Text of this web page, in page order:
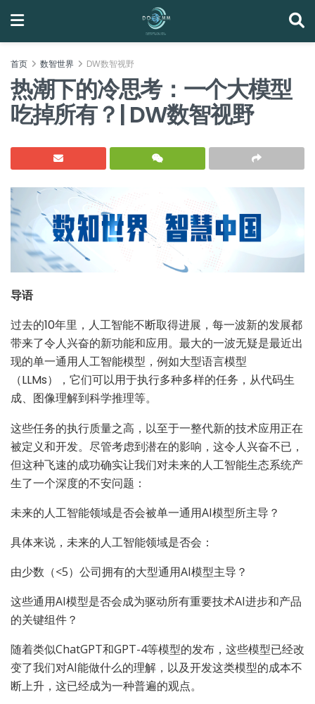
首页 数智世界 DW数智视野
热潮下的冷思考：一个大模型
吃掉所有？| DW数智视野
导语
过去的10年里，人工智能不断取得进展，每一波新的发展都
带来了令人兴奋的新功能和应用。最大的一波无疑是最近出
现的单一通用人工智能模型，例如大型语言模型
（LLMs），它们可以用于执行多种多样的任务，从代码生
成、图像理解到科学推理等。
这些任务的执行质量之高，以至于一整代新的技术应用正在
被定义和开发。尽管考虑到潜在的影响，这令人兴奋不已，
但这种飞速的成功确实让我们对未来的人工智能生态系统产
生了一个深度的不安问题：
未来的人工智能领域是否会被单一通用AI模型所主导？
具体来说，未来的人工智能领域是否会：
由少数（<5）公司拥有的大型通用AI模型主导？
这些通用AI模型是否会成为驱动所有重要技术AI进步和产品
的关键组件？
随着类似ChatGPT和GPT-4等模型的发布，这些模型已经改
变了我们对AI能做什么的理解，以及开发这类模型的成本不
断上升，这已经成为一种普遍的观点。